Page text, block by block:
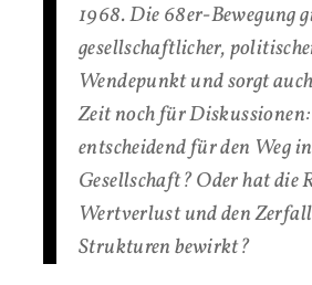
1968. Die 68er-Bewegung
gesellschaftlicher,
Wendepunkt und sorgt
Zeit noch für
entscheidend für den Weg
Gesellschaft? Oder hat die
Wertverlust und den
Strukturen bewirkt?